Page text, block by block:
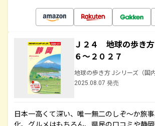
Ｊ２４ 地球の歩き
６～２０２７
地球の歩き方 Jシリーズ（国内
2025.08.07 発売
日本一高くて深い、唯一無二のしぞ～か旅
化、グルメはもちろん、県民の口コミや静